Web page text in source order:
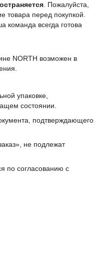
. Пожалуйста,
товара перед покупкой.
команда всегда готова
NORTH возможен в
упаковке,
состоянии.
подтверждающего
не подлежат
по согласованию с